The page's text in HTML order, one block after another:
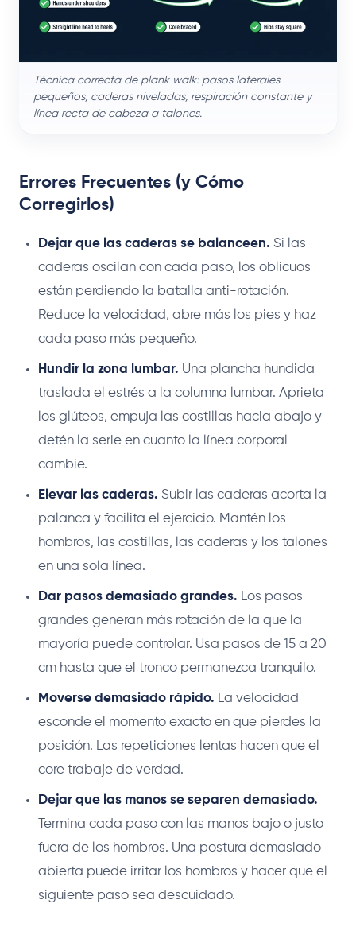
Técnica correcta de plank walk: pasos laterales
pequeños, caderas niveladas, respiración constante y
línea recta de cabeza a talones.
Errores Frecuentes (y Cómo
Corregirlos)
Dejar que las caderas se balanceen. Si las
caderas oscilan con cada paso, los oblicuos
están perdiendo la batalla anti-rotación.
Reduce la velocidad, abre más los pies y haz
cada paso más pequeño.
Hundir la zona lumbar. Una plancha hundida
traslada el estrés a la columna lumbar. Aprieta
los glúteos, empuja las costillas hacia abajo y
detén la serie en cuanto la línea corporal
cambie.
Elevar las caderas. Subir las caderas acorta la
palanca y facilita el ejercicio. Mantén los
hombros, las costillas, las caderas y los talones
en una sola línea.
Dar pasos demasiado grandes. Los pasos
grandes generan más rotación de la que la
mayoría puede controlar. Usa pasos de 15 a 20
cm hasta que el tronco permanezca tranquilo.
Moverse demasiado rápido. La velocidad
esconde el momento exacto en que pierdes la
posición. Las repeticiones lentas hacen que el
core trabaje de verdad.
Dejar que las manos se separen demasiado.
Termina cada paso con las manos bajo o justo
fuera de los hombros. Una postura demasiado
abierta puede irritar los hombros y hacer que el
siguiente paso sea descuidado.